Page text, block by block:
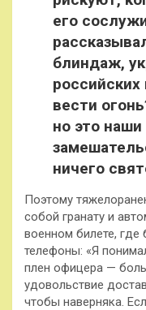
его
блиндаж,
вести
но это наши
ничего
Поэтому
собой гранату и
военном билете,
телефоны: «Я
плен офицера —
удовольствие
чтобы наверняка.